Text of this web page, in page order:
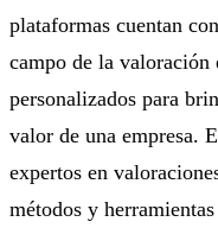
plataformas cuentan
campo de la
personalizados para
valor de una empresa.
expertos en
métodos y